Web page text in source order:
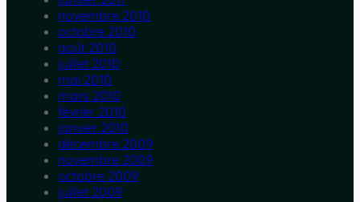
novembre 2010
octobre 2010
août 2010
juillet 2010
mai 2010
mars 2010
février 2010
janvier 2010
décembre 2009
novembre 2009
octobre 2009
juillet 2009